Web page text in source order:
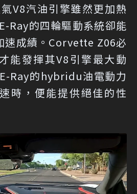
V8汽油引擎雖然更加熱
Ray的四輪驅動系統卻能
速成績。Corvette Z06必
能發揮其V8引擎最大動
Ray的hybridu油電動力
時，便能提供絕佳的性